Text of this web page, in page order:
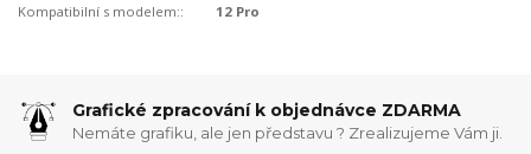
Kompatibilní s modelem::
12 Pro
Grafické zpracování k objednávce ZDARMA
Nemáte grafiku, ale jen představu ? Zrealizujeme Vám ji.